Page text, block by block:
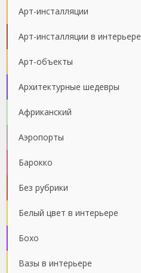
Арт-инсталляции
Арт-инсталляции в интерьере
Арт-объекты
Архитектурные шедевры
Африканский
Аэропорты
Барокко
Без рубрики
Белый цвет в интерьере
Бохо
Вазы в интерьере